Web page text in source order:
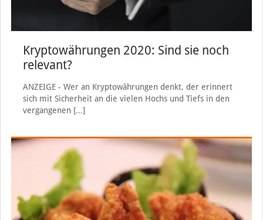
Kryptowährungen 2020: Sind sie noch
relevant?
ANZEIGE - Wer an Kryptowährungen denkt, der erinnert
sich mit Sicherheit an die vielen Hochs und Tiefs in den
vergangenen […]